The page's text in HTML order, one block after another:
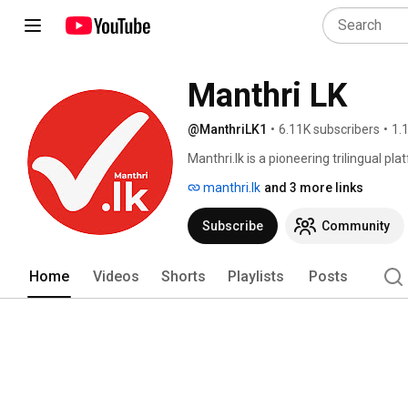
Manthri LK
@ManthriLK1 • 6.11K subscribers •
Manthri.lk is a pioneering trilingual
scorecard, Manthri.lk recognizes the
electorates. In doing so, it seeks to
improve Sri Lanka's democratic
manthri.lk and 3 more links
Subscribe Community
Home Videos Shorts Playlists Posts